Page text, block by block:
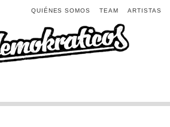
ARTISTAS
TEAM
QUIÉNES SOMOS